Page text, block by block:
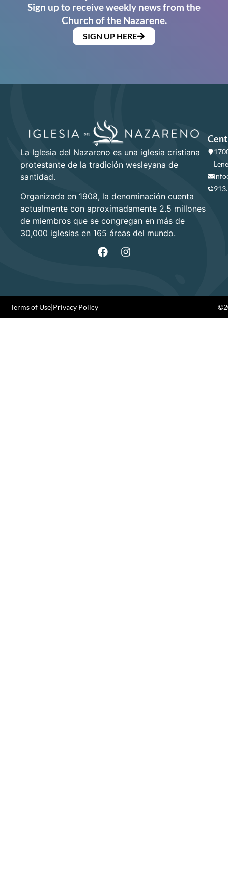
Sign up to receive weekly news from the
Church of the Nazarene.
SIGN UP HERE
La Iglesia del Nazareno es una iglesia cristiana
protestante de la tradición wesleyana de
santidad.
Organizada en 1908, la denominación cuenta
actualmente con aproximadamente 2.5 millones
de miembros que se congregan en más de
30,000 iglesias en 165 áreas del mundo.
Terms of Use|Privacy Policy